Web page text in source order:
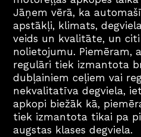
Jāņem vērā, ka
apstākļi, klimats,
veids un kvalitāte, un
nolietojumu. Piemēram,
regulāri tiek izmantota
dubļainiem ceļiem vai
nekvalitatīva degviela,
apkopi biežāk kā,
tiek izmantota tikai pa
augstas klases degviela.